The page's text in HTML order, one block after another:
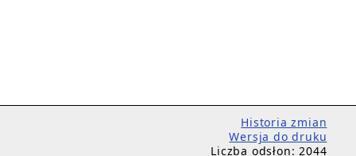
Historia zmian
Wersja do druku
Liczba odsłon: 2044